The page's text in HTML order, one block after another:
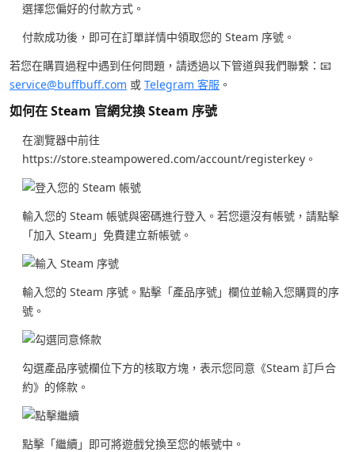
選擇您偏好的付款方式。
付款成功後，即可在訂單詳情中領取您的 Steam 序號。
若您在購買過程中遇到任何問題，請透過以下管道與我們聯繫：📧
service@buffbuff.com 或 Telegram 客服 。
如何在 Steam 官網兌換 Steam 序號
在瀏覽器中前往
https://store.steampowered.com/account/registerkey 。
輸入您的 Steam 帳號與密碼進行登入。若您還沒有帳號，請點擊
「加入 Steam」免費建立新帳號。
輸入您的 Steam 序號。點擊「產品序號」欄位並輸入您購買的序
號。
勾選產品序號欄位下方的核取方塊，表示您同意《Steam 訂戶合
約》的條款。
點擊「繼續」即可將遊戲兌換至您的帳號中。